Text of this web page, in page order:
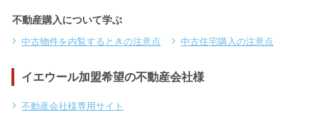
不動産購入について学ぶ
中古物件を内覧するときの注意点 中古住宅購入の注意点
イエウール加盟希望の不動産会社様
不動産会社様専用サイト